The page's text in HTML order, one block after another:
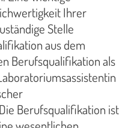
Ihrer
Stelle
aus dem
Berufsqualifikation als
Berufsqualifikation ist